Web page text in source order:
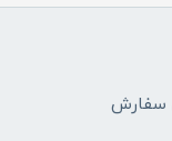
سفارش